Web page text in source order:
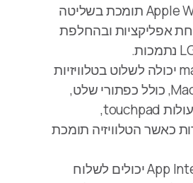
אפליקציית Apple Watch תומכת בשליטה
אפליקציות ובהחלפת
אפליקציית macOS יכולה לשלוט בטלוויזיות
LG שמורות מה‑Mac, כולל כפתורי שלט,
הקלדת טקסט, פעולות touchpad,
כאשר הטלוויזיה תומכת
קיצורי Siri ו‑App Intents יכולים לשלוח